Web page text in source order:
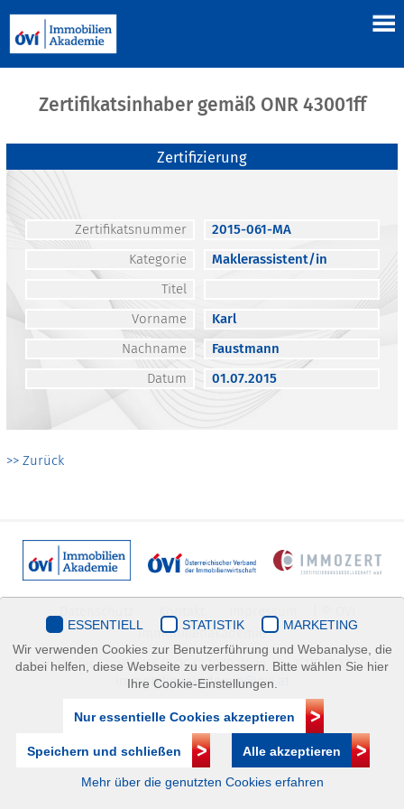
Zertifikatsinhaber gemäß ONR 43001ff
Zertifizierung
Zertifikatsnummer
2015-061-MA
Kategorie
Maklerassistent/in
Titel
Vorname
Karl
Nachname
Faustmann
Datum
01.07.2015
>> Zurück
Immobilienakademie
Mariahilfer Straße 116/2.OG/2 1070 Wien | +43(1)505 32 50 |
immobilienakademie@ovi.at
ESSENTIELL STATISTIK
MARKETING
Wir verwenden Cookies zur Benutzerführung und Webanalyse, die
dabei helfen, diese Webseite zu verbessern. Bitte wählen Sie hier
Ihre Cookie-Einstellungen.
Nur essentielle Cookies akzeptieren
Speichern und schließen Alle akzeptieren
Mehr über die genutzten Cookies erfahren